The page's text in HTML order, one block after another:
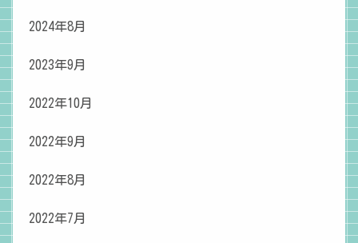
2024年8月
2023年9月
2022年10月
2022年9月
2022年8月
2022年7月